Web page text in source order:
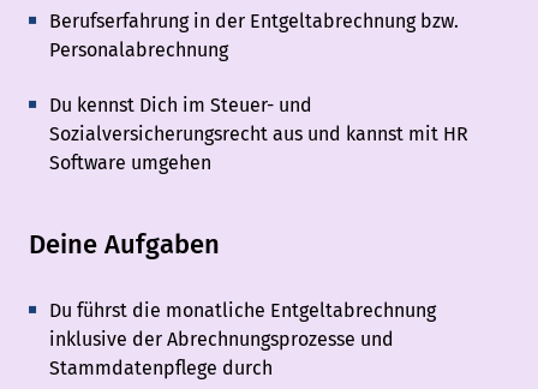
Berufserfahrung in der Entgeltabrechnung bzw.
Personalabrechnung
Du kennst Dich im Steuer- und
Sozialversicherungsrecht aus und kannst mit HR
Software umgehen
Deine Aufgaben
Du führst die monatliche Entgeltabrechnung
inklusive der Abrechnungsprozesse und
Stammdatenpflege durch